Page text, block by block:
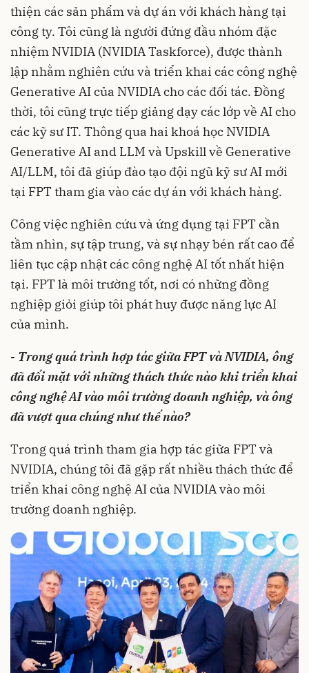
thiện các sản phẩm và dự án với khách hàng tại
công ty. Tôi cũng là người đứng đầu nhóm đặc
nhiệm NVIDIA (NVIDIA Taskforce), được thành
lập nhằm nghiên cứu và triển khai các công nghệ
Generative AI của NVIDIA cho các đối tác. Đồng
thời, tôi cũng trực tiếp giảng dạy các lớp về AI cho
các kỹ sư IT. Thông qua hai khoá học NVIDIA
Generative AI and LLM và Upskill về Generative
AI/LLM, tôi đã giúp đào tạo đội ngũ kỹ sư AI mới
tại FPT tham gia vào các dự án với khách hàng.
Công việc nghiên cứu và ứng dụng tại FPT cần
tầm nhìn, sự tập trung, và sự nhạy bén rất cao để
liên tục cập nhật các công nghệ AI tốt nhất hiện
tại. FPT là môi trường tốt, nơi có những đồng
nghiệp giỏi giúp tôi phát huy được năng lực AI
của mình.
- Trong quá trình hợp tác giữa FPT và NVIDIA, ông
đã đối mặt với những thách thức nào khi triển khai
công nghệ AI vào môi trường doanh nghiệp, và ông
đã vượt qua chúng như thế nào?
Trong quá trình tham gia hợp tác giữa FPT và
NVIDIA, chúng tôi đã gặp rất nhiều thách thức để
triển khai công nghệ AI của NVIDIA vào môi
trường doanh nghiệp.